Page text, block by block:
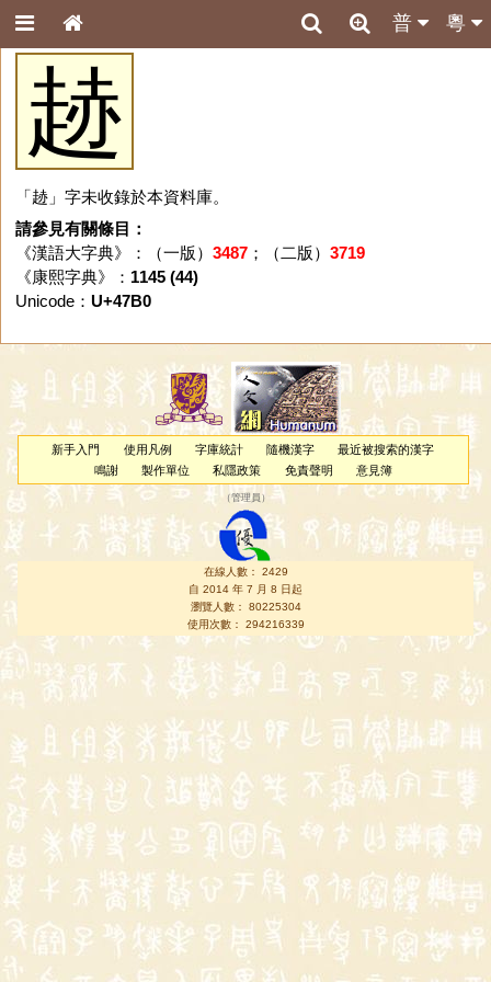
粵
普
䞰
「䞰」字未收錄於本資料庫。
請參見有關條目：
《漢語大字典》：（一版） 3487；（二版） 3719
《康熙字典》： 1145 (44)
Unicode： U+47B0
新手入門 使用凡例 字庫統計 隨機漢字
最近被搜索的漢字
鳴謝
製作單位 私隱政策 免責聲明 意見簿
（管理員 ）
在線人數： 2429
自 2014 年 7 月 8 日起
瀏覽人數： 80225304
使用次數： 294216339